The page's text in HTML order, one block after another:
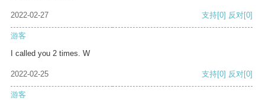
2022-02-27 支持[0] 反对[0]
游客
I called you 2 times. W
2022-02-25 支持[0] 反对[0]
游客